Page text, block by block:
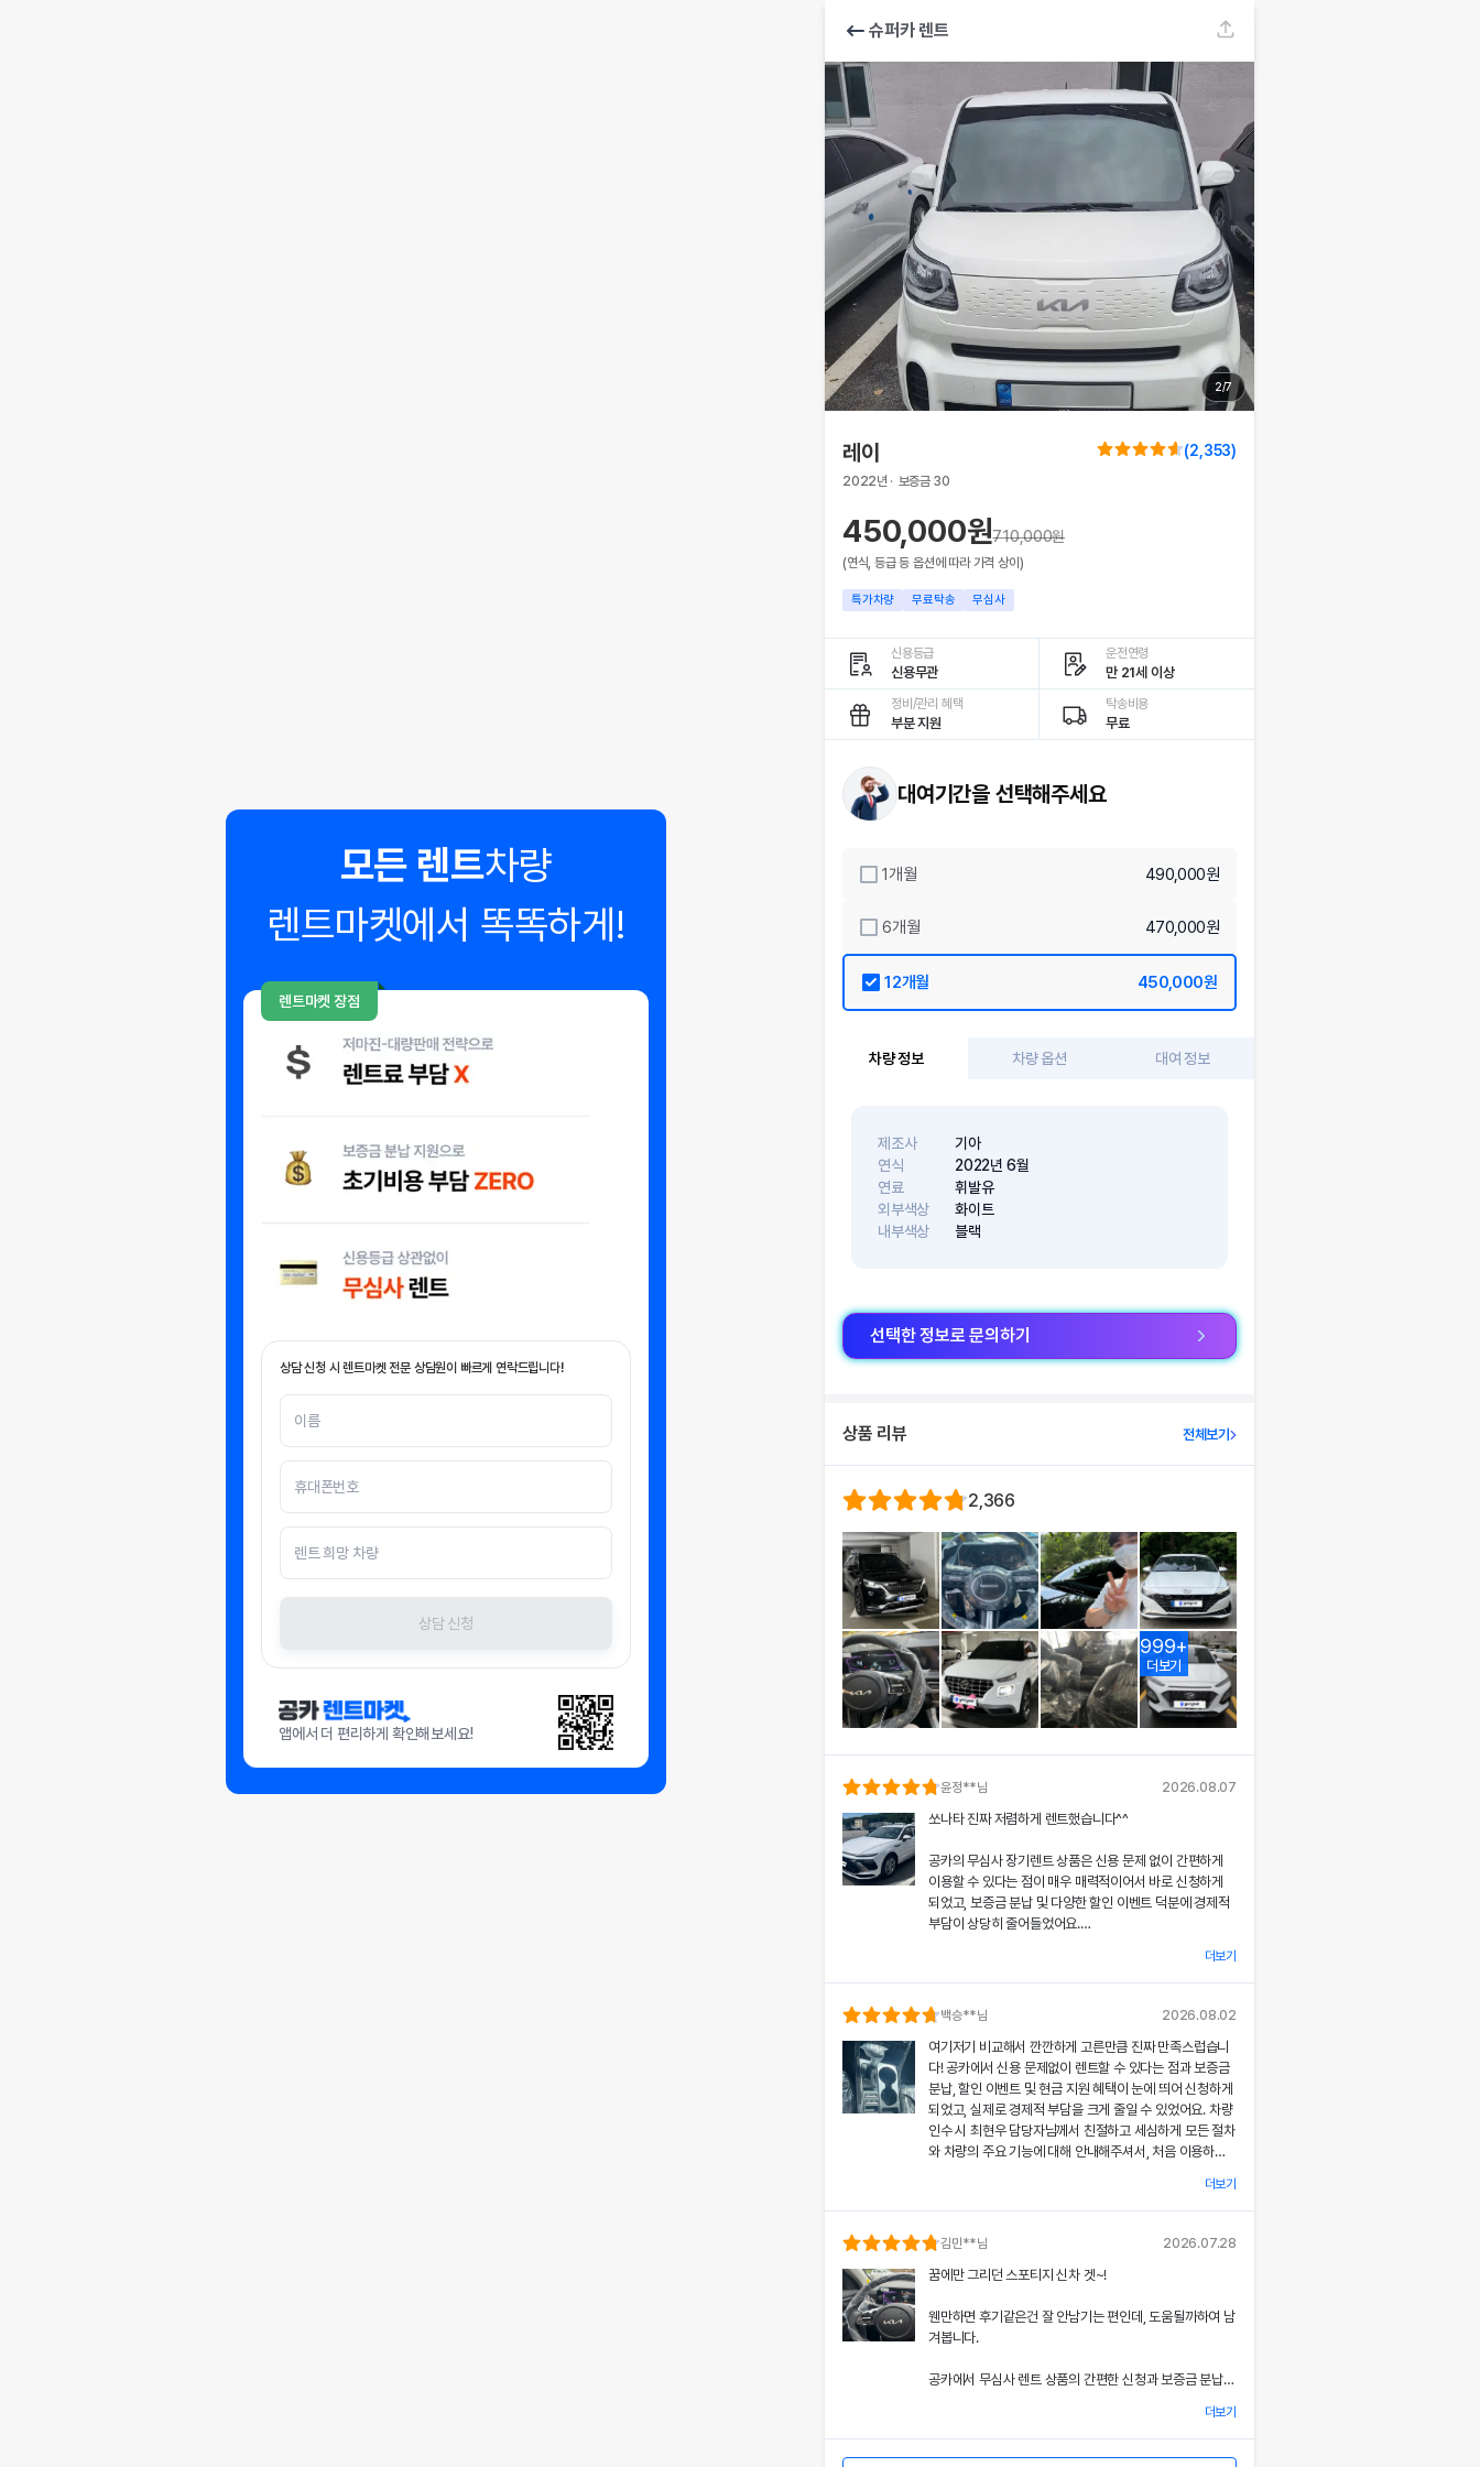
모든 렌트차량
렌트마켓에서 똑똑하게!
렌트마켓 장점
◣
상담 신청 시 렌트마켓 전문 상담원이 빠르게 연락드립니다!
상담 신청
앱에서 더 편리하게 확인해보세요!
슈퍼카 렌트
2/7
레이 (2,353)
2022년 · 보증금 30
450,000원710,000원
(연식, 등급 등 옵션에 따라 가격 상이)
특가차량 무료탁송 무심사
신용등급
신용무관
운전연령
만 21세 이상
정비/관리 혜택
부분 지원
탁송비용
무료
대여기간을 선택해주세요
1개월 490,000원
6개월 470,000원
12개월 450,000원
차량 정보 차량 옵션 대여 정보
제조사
기아
연식
2022년 6월
연료
휘발유
외부색상
화이트
내부색상
블랙
선택한 정보로 문의하기
상품 리뷰 전체보기
2,366
999+
더보기
윤정**님 2026.08.07
쏘나타 진짜 저렴하게 렌트했습니다^^
공카의 무심사 장기렌트 상품은 신용 문제 없이 간편하게
이용할 수 있다는 점이 매우 매력적이어서 바로 신청하게
되었고, 보증금 분납 및 다양한 할인 이벤트 덕분에 경제적
부담이 상당히 줄어들었어요.
차량 인수 시 장민혁 담당자님께서 친절하고 꼼꼼하게 신차
의 상태와 각종 기능에 대해 설명해주셔서, 처음 이용하는
분들도 부담 없이 서비스를 체험할 수 있었어요.
공카의 본부 직거래 시스템으로 중간 마진 없이 합리적인
렌트료를 제공받았고, 즉시 출고되는 신차 덕분에 긴급 상
황에서도 차질 없이 차량을 이용할 수 있었던 점이 특히 인
상 깊었어요.
쏘나타의 세련된 디자인과 최신 편의 기능, 그리고 안전 장
치에 대한 세심한 관리가 직접 눈으로 확인되면서 전체적인
다시 이용하고 싶은 강력한 동기가 되었어요.
돋보여 제게 잊지 못할 기억으로 남았으며, 이 만족스러운
더보기
백승**님 2026.08.02
여기저기 비교해서 깐깐하게 고른만큼 진짜 만족스럽습니
다! 공카에서 신용 문제없이 렌트할 수 있다는 점과 보증금
분납, 할인 이벤트 및 현금 지원 혜택이 눈에 띄어 신청하게
되었고, 실제로 경제적 부담을 크게 줄일 수 있었어요. 차량
인수 시 최현우 담당자님께서 친절하고 세심하게 모든 절차
와 차량의 주요 기능에 대해 안내해주셔서, 처음 이용하는
공카의 본부 직거래 시스템 덕분에 렌트료가 매우 합리적으
로 책정되었고, 필요할 때마다 즉시 출고되는 신차 시스템
은 제 일정에 맞춰 안정적으로 차량을 이용할 수 있도록 도
와주었어요.
쏘나타의 우아한 디자인과 최신 편의 기능, 그리고 안전장
치에 대한 상세한 설명은 제 기대 이상이었으며, 전 과정에
어요.
도 공카를 우선적으로 이용하게 만들 정도로 만족스러웠으
더보기
김민**님 2026.07.28
꿈에만 그리던 스포티지 신차 겟~!
웬만하면 후기같은건 잘 안남기는 편인데, 도움될까하여 남
겨봅니다.
공카에서 무심사 렌트 상품의 간편한 신청과 보증금 분납,
차량 인수 시 이준호 담당자님께서 따뜻하면서도 세심하게
더보기
'(주)공카'는 (이하 '회사'는) 고객님의 개인정보를 중요시하며, "정보
통신망 이용촉진 및 정보보호"에 관한 법률을 준수하고 있습니다.
회사는 개인정보처리방침을 통하여 고객님께서 제공하시는 개인정보
가 어떠한 용도와 방식으로 이용되고 있으며, 개인정보보호를 위해 어
떠한 조치가 취해지고 있는지 알려드립니다.
회사는 개인정보처리방침을 개정하는 경우 웹사이트 공지사항(또는